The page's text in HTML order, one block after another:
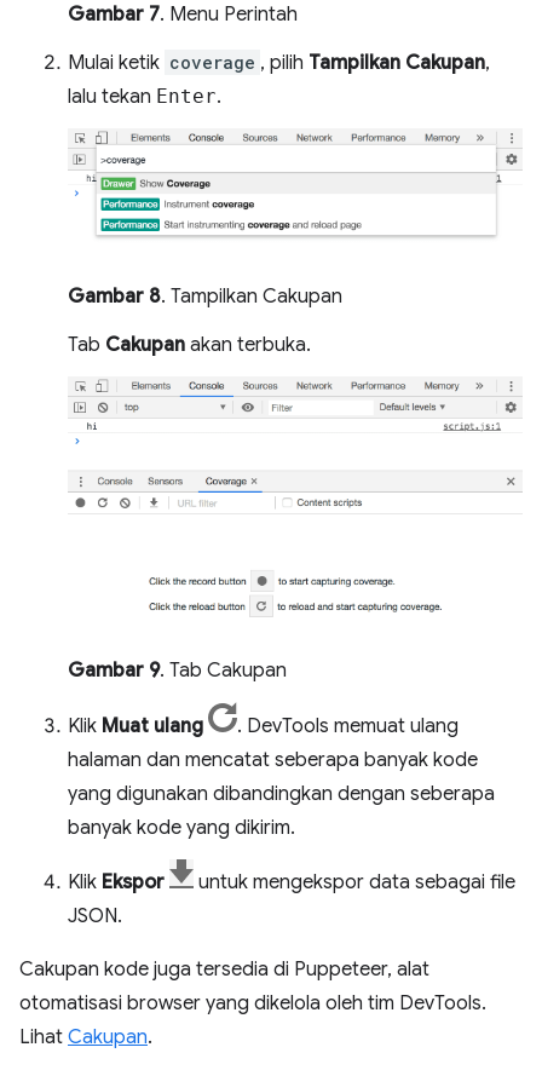
Gambar 7. Menu Perintah
Mulai ketik coverage , pilih Tampilkan Cakupan,
lalu tekan Enter.
Gambar 8. Tampilkan Cakupan
Tab Cakupan akan terbuka.
Gambar 9. Tab Cakupan
Klik Muat ulang
. DevTools memuat ulang
halaman dan mencatat seberapa banyak kode
yang digunakan dibandingkan dengan seberapa
banyak kode yang dikirim.
Klik Ekspor
untuk mengekspor data sebagai file
JSON.
Cakupan kode juga tersedia di Puppeteer, alat
otomatisasi browser yang dikelola oleh tim DevTools.
Lihat Cakupan.